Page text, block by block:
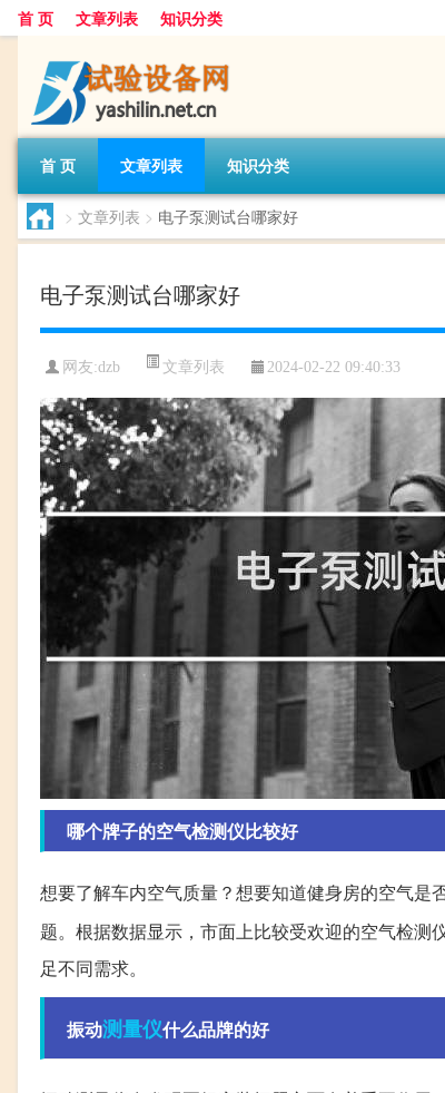
首 页 文章列表 知识分类
首 页 文章列表 知识分类
> 文章列表 > 电子泵测试台哪家好
电子泵测试台哪家好
网友:dzb 文章列表 2024-02-22 09:40:33
哪个牌子的空气检测仪比较好
想要了解车内空气质量？想要知道健身房的空气
题。根据数据显示，市面上比较受欢迎的空气检测
足不同需求。
振动测量仪什么品牌的好